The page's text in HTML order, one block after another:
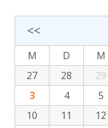
<<
M D M
27
28 29
3
4 5
10
11 12